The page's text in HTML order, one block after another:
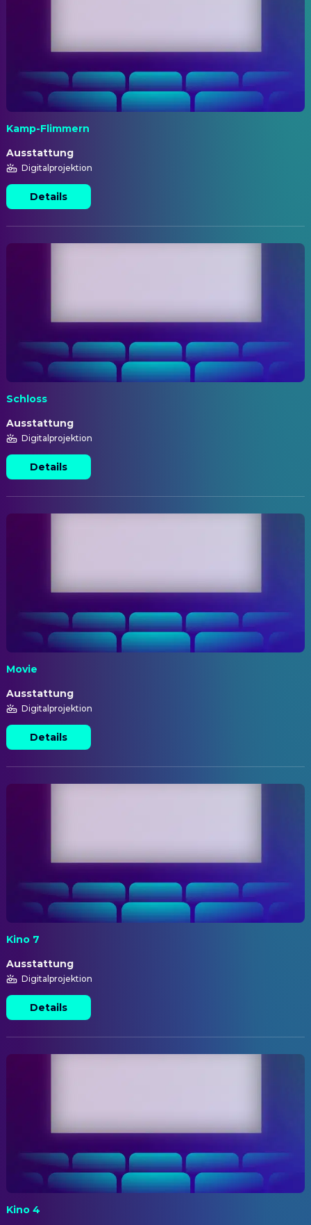
Kamp-Flimmern
Ausstattung
Digitalprojektion
Details
Schloss
Ausstattung
Digitalprojektion
Details
Movie
Ausstattung
Digitalprojektion
Details
Kino 7
Ausstattung
Digitalprojektion
Details
Kino 4